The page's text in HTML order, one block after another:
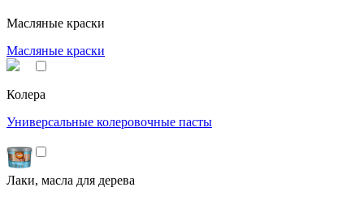
Масляные краски
Масляные краски
Колера
Универсальные колеровочные пасты
Лаки, масла для дерева